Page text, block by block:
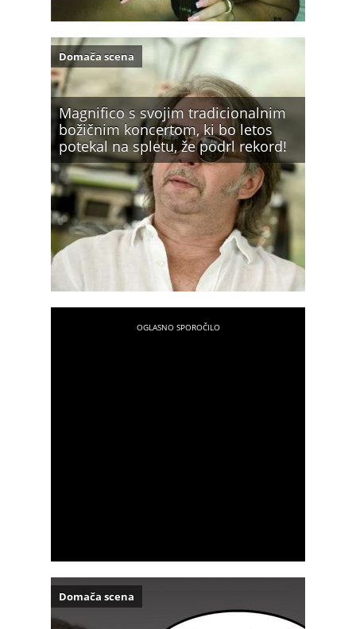
Magnifico s svojim tradicionalnim
božičnim koncertom, ki bo letos
potekal na spletu, že podrl rekord!
Domača scena
Domača scena